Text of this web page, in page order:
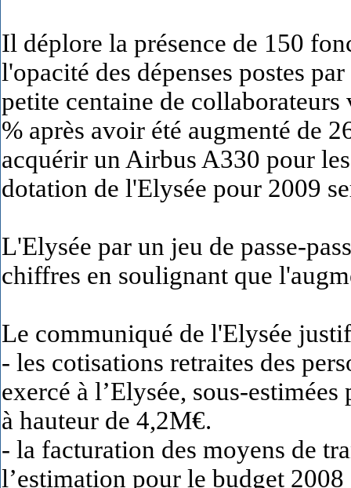
Il déplore la présence de 150
l'opacité des dépenses postes
petite centaine de
% après avoir été augmenté de
acquérir un Airbus A330 pour
dotation de l'Elysée pour 2009
L'Elysée par un jeu de passe-
chiffres en soulignant que
Le communiqué de l'Elysée
- les cotisations retraites des
exercé à l’Elysée, sous-
à hauteur de 4,2M€.
- la facturation des moyens de
l’estimation pour le budget 2008